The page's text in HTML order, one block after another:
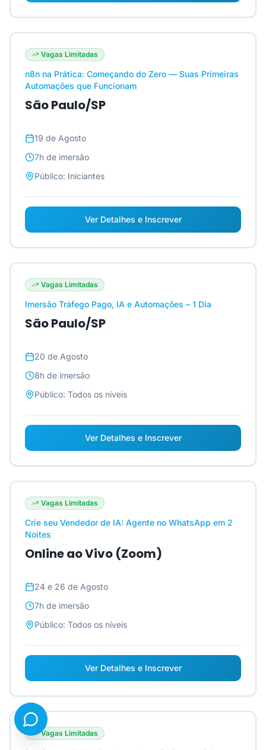
Vagas Limitadas
n8n na Prática: Começando do Zero — Suas Primeiras
Automações que Funcionam
São Paulo/SP
19 de Agosto
7h de imersão
Público: Iniciantes
Ver Detalhes e Inscrever
Vagas Limitadas
Imersão Tráfego Pago, IA e Automações – 1 Dia
São Paulo/SP
20 de Agosto
8h de imersão
Público: Todos os níveis
Ver Detalhes e Inscrever
Vagas Limitadas
Crie seu Vendedor de IA: Agente no WhatsApp em 2
Noites
Online ao Vivo (Zoom)
24 e 26 de Agosto
7h de imersão
Público: Todos os níveis
Ver Detalhes e Inscrever
Vagas Limitadas